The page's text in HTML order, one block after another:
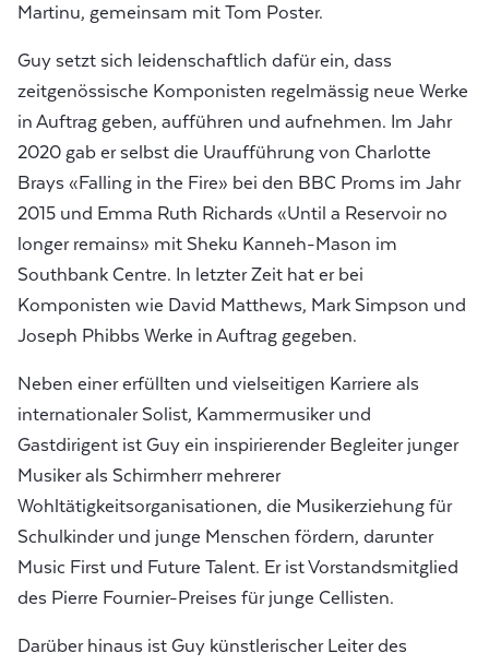
Martinu, gemeinsam mit Tom Poster.
Guy setzt sich leidenschaftlich dafür ein, dass
zeitgenössische Komponisten regelmässig neue Werke
in Auftrag geben, aufführen und aufnehmen. Im Jahr
2020 gab er selbst die Uraufführung von Charlotte
Brays «Falling in the Fire» bei den BBC Proms im Jahr
2015 und Emma Ruth Richards «Until a Reservoir no
longer remains» mit Sheku Kanneh-Mason im
Southbank Centre. In letzter Zeit hat er bei
Komponisten wie David Matthews, Mark Simpson und
Joseph Phibbs Werke in Auftrag gegeben.
Neben einer erfüllten und vielseitigen Karriere als
internationaler Solist, Kammermusiker und
Gastdirigent ist Guy ein inspirierender Begleiter junger
Musiker als Schirmherr mehrerer
Wohltätigkeitsorganisationen, die Musikerziehung für
Schulkinder und junge Menschen fördern, darunter
Music First und Future Talent. Er ist Vorstandsmitglied
des Pierre Fournier-Preises für junge Cellisten.
Darüber hinaus ist Guy künstlerischer Leiter des